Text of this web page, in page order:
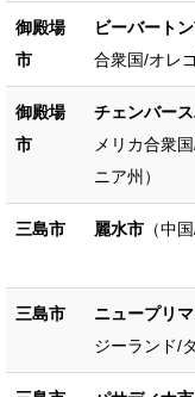
御殿場
市
ビーバート
合衆国/オレ
御殿場
市
チェンバー
メリカ合衆
ニア州）
三島市 麗水市 （中
三島市 ニュープリ
ジーランド/